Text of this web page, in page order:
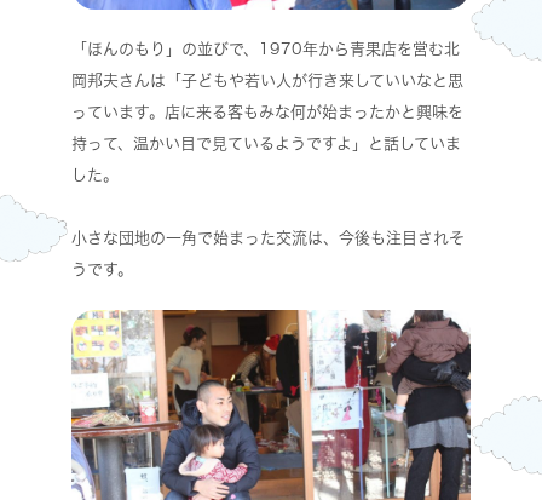
「ほんのもり」の並びで、1970年から青果店を営む北
岡邦夫さんは「子どもや若い人が行き来していいなと思
っています。店に来る客もみな何が始まったかと興味を
持って、温かい目で見ているようですよ」と話していま
した。
小さな団地の一角で始まった交流は、今後も注目されそ
うです。